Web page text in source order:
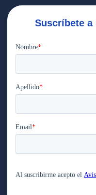
Suscríbete